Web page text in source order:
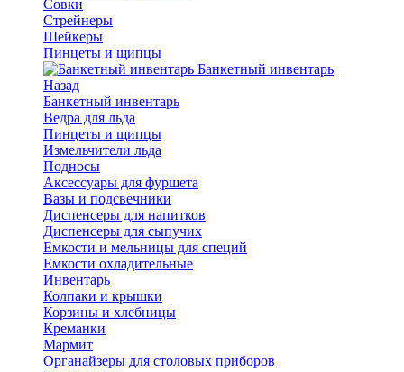
Совки
Стрейнеры
Шейкеры
Пинцеты и щипцы
Банкетный инвентарь
Назад
Банкетный инвентарь
Ведра для льда
Пинцеты и щипцы
Измельчители льда
Подносы
Аксессуары для фуршета
Вазы и подсвечники
Диспенсеры для напитков
Диспенсеры для сыпучих
Емкости и мельницы для специй
Емкости охладительные
Инвентарь
Колпаки и крышки
Корзины и хлебницы
Креманки
Мармит
Органайзеры для столовых приборов